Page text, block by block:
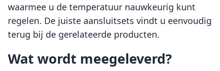
waarmee u de temperatuur nauwkeurig kunt
regelen. De juiste aansluitsets vindt u eenvoudig
terug bij de gerelateerde producten.
Wat wordt meegeleverd?